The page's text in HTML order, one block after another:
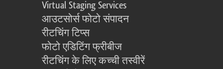
Virtual Staging Services
आउटसोर्स फोटो संपादन
रीटचिंग टिप्स
फोटो एडिटिंग फ्रीबीज
रीटचिंग के लिए कच्ची तस्वीरें